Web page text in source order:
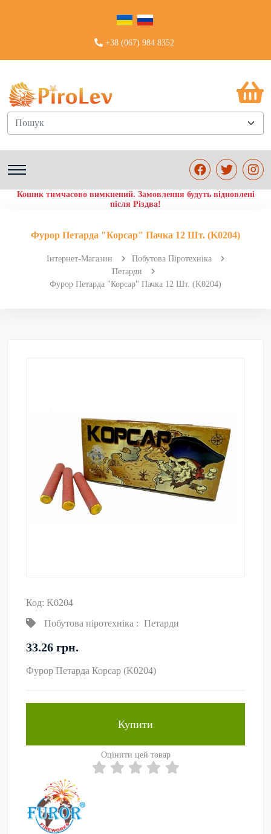
+38 (067) 984 8352
Пошук
Кошик тимчасово вимкнений. Замовлення будуть відновлені
після Різдва!
Фурор Петарда "Корсар" Пачка 12 Шт. (K0204)
Інтернет-Магазин
Побутова Піротехніка
Петарди
Фурор Петарда "Корсар" Пачка 12 Шт. (K0204)
Код: K0204
Побутова піротехніка : Петарди
33.26 грн.
Фурор Петарда Корсар (K0204)
Купити
Оцінити цей товар